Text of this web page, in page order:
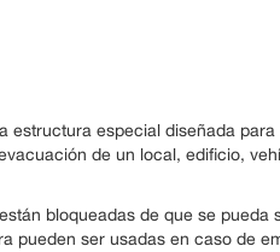
estructura especial diseñada
de un local, edificio,
bloqueadas de que se pueda
pueden ser usadas en caso de